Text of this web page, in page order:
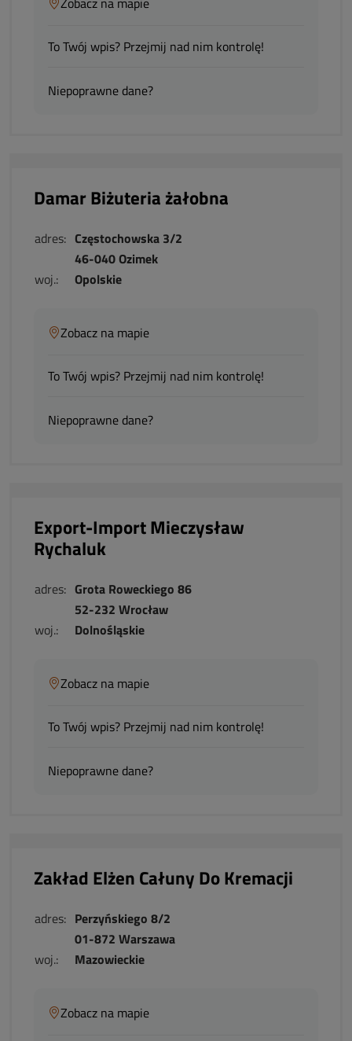
To Twój wpis? Przejmij nad nim kontrolę!
Niepoprawne dane?
Damar Biżuteria żałobna
adres: Częstochowska 3/2
46-040 Ozimek
woj.:
Opolskie
Zobacz na mapie
To Twój wpis? Przejmij nad nim kontrolę!
Niepoprawne dane?
Export-Import Mieczysław
Rychaluk
adres: Grota Roweckiego 86
52-232 Wrocław
woj.:
Dolnośląskie
Zobacz na mapie
To Twój wpis? Przejmij nad nim kontrolę!
Niepoprawne dane?
Zakład Elżen Całuny Do Kremacji
adres: Perzyńskiego 8/2
01-872 Warszawa
woj.:
Mazowieckie
Zobacz na mapie